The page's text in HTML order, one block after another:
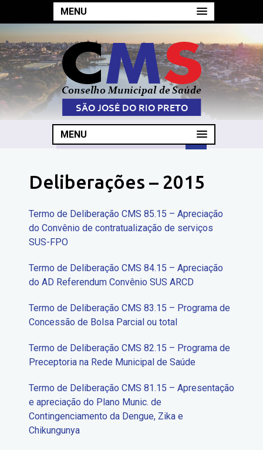
MENU
MENU
Deliberações – 2015
Termo de Deliberação CMS 85.15 – Apreciação
do Convênio de contratualização de serviços
SUS-FPO
Termo de Deliberação CMS 84.15 – Apreciação
do AD Referendum Convênio SUS ARCD
Termo de Deliberação CMS 83.15 – Programa de
Concessão de Bolsa Parcial ou total
Termo de Deliberação CMS 82.15 – Programa de
Preceptoria na Rede Municipal de Saúde
Termo de Deliberação CMS 81.15 – Apresentação
e apreciação do Plano Munic. de
Contingenciamento da Dengue, Zika e
Chikungunya